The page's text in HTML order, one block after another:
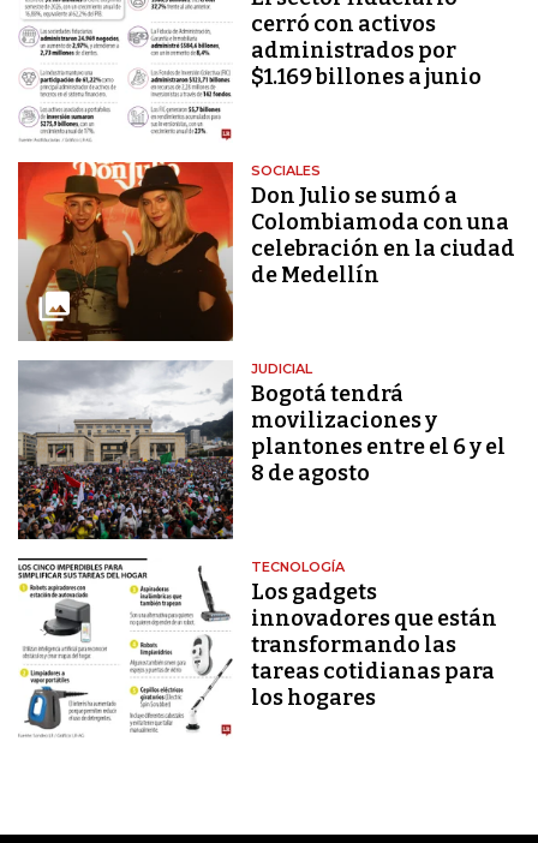
cerró con activos
administrados por
$1.169 billones a junio
SOCIALES
Don Julio se sumó a
Colombiamoda con una
celebración en la ciudad
de Medellín
JUDICIAL
Bogotá tendrá
movilizaciones y
plantones entre el 6 y el
8 de agosto
TECNOLOGÍA
Los gadgets
innovadores que están
transformando las
tareas cotidianas para
los hogares